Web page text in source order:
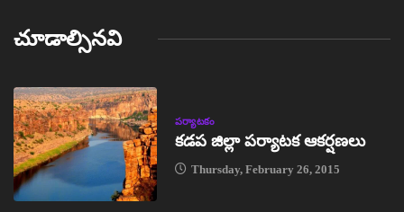
చూడాల్సినవి
పర్యాటకం
కడప జిల్లా పర్యాటక ఆకర్షణలు
Thursday, February 26, 2015